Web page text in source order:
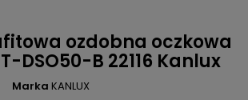
ozdobna oczkowa
DSO50-B 22116 Kanlux
Marka KANLUX